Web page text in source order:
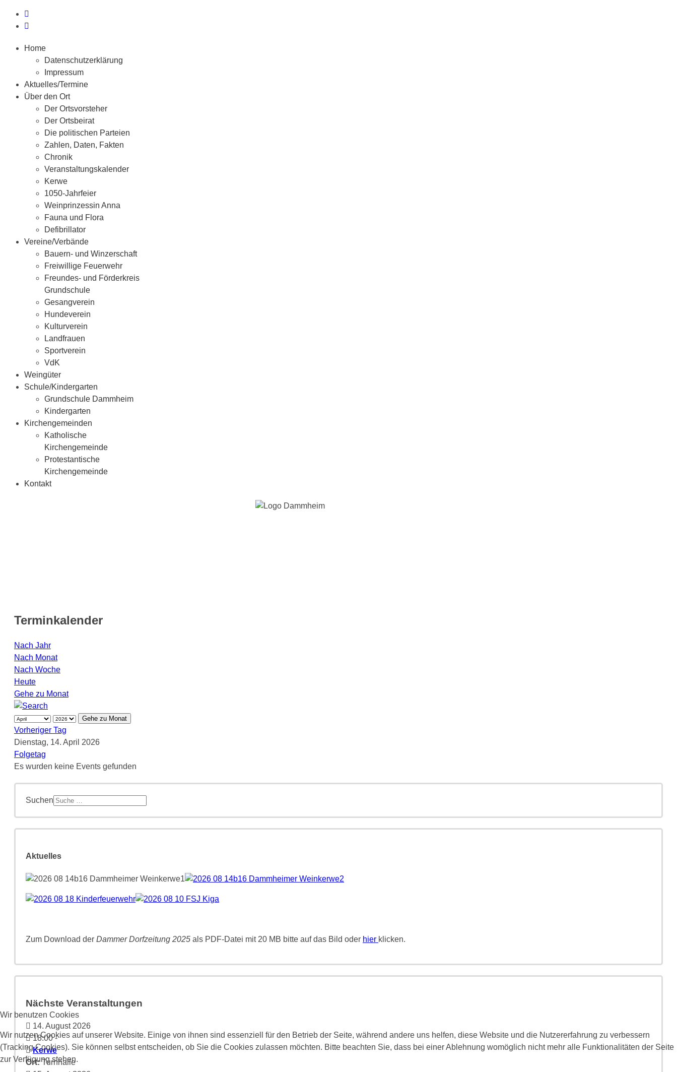
Home
Datenschutzerklärung
Impressum
Aktuelles/Termine
Über den Ort
Der Ortsvorsteher
Der Ortsbeirat
Die politischen Parteien
Zahlen, Daten, Fakten
Chronik
Veranstaltungskalender
Kerwe
1050-Jahrfeier
Weinprinzessin Anna
Fauna und Flora
Defibrillator
Vereine/Verbände
Bauern- und Winzerschaft
Freiwillige Feuerwehr
Freundes- und Förderkreis
Grundschule
Gesangverein
Hundeverein
Kulturverein
Landfrauen
Sportverein
VdK
Weingüter
Schule/Kindergarten
Grundschule Dammheim
Kindergarten
Kirchengemeinden
Katholische
Kirchengemeinde
Protestantische
Kirchengemeinde
Kontakt
Terminkalender
Nach Jahr
Nach Monat
Nach Woche
Heute
Gehe zu Monat
Gehe zu Monat
Vorheriger Tag
Dienstag, 14. April 2026
Folgetag
Es wurden keine Events gefunden
Suchen
Aktuelles
Zum Download der Dammer Dorfzeitung 2025 als PDF-Datei mit 20 MB bitte auf das Bild oder hier klicken.
Nächste Veranstaltungen
14. August 2026
18:00-
Kerwe
Ort:Turnhalle
Wir benutzen Cookies
Wir nutzen Cookies auf unserer Website. Einige von ihnen sind essenziell für den Betrieb der Seite, während andere uns helfen, diese Website und die Nutzererfahrung zu verbessern
(Tracking Cookies). Sie können selbst entscheiden, ob Sie die Cookies zulassen möchten. Bitte beachten Sie, dass bei einer Ablehnung womöglich nicht mehr alle Funktionalitäten der Seite
zur Verfügung stehen.